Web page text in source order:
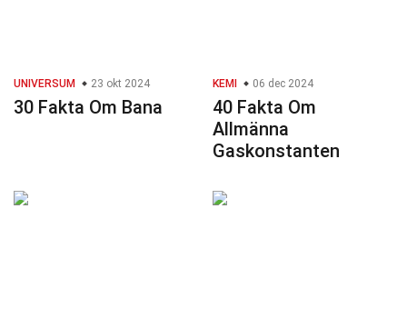
UNIVERSUM 23 okt 2024
30 Fakta Om Bana
KEMI 06 dec 2024
40 Fakta Om
Allmänna
Gaskonstanten